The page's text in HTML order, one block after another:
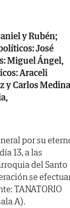
y Rubén;
José
Miguel Ángel,
Araceli
y Carlos
por su
13, a las
del Santo
se
TANATORIO
A).